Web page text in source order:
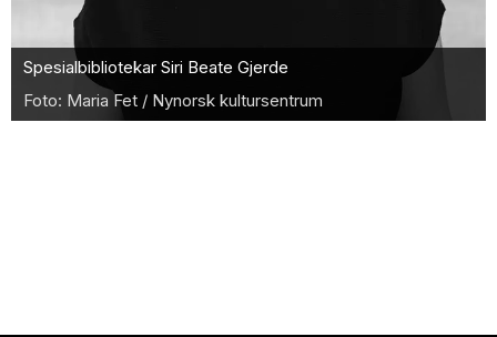
Spesialbibliotekar Siri Beate Gjerde
Maria Fet / Nynorsk kultursentrum